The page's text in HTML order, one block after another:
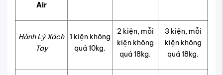
Air
Hành Lý Xách
Tay
1 kiện không
quá 10kg.
2 kiện, mỗi
kiện không
quá 18kg.
3 kiện, mỗi
kiện không
quá 18kg.